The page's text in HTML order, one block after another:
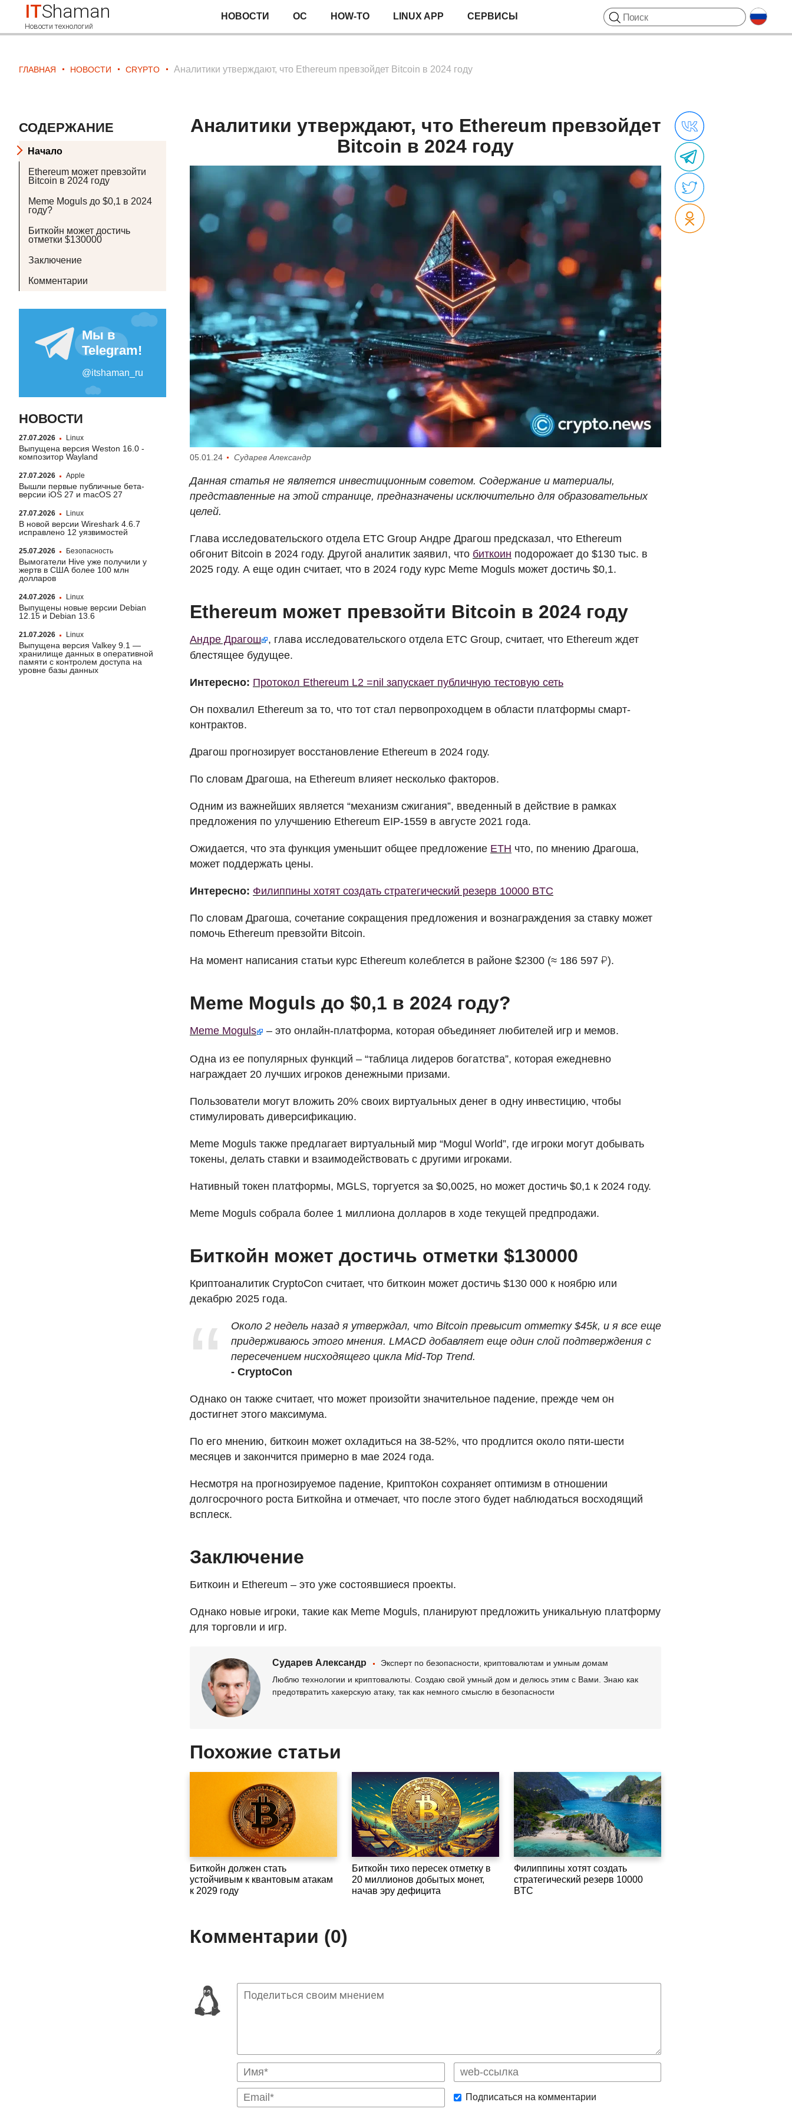
ITShaman
Новости технологий
НОВОСТИ ОС HOW-TO LINUX APP СЕРВИСЫ
ГЛАВНАЯ НОВОСТИ CRYPTO Аналитики утверждают, что Ethereum превзойдет Bitcoin в 2024 году
СОДЕРЖАНИЕ
Начало
Ethereum может превзойти
Bitcoin в 2024 году
Meme Moguls до $0,1 в 2024
году?
Биткойн может достичь
отметки $130000
Заключение
Комментарии
НОВОСТИ
27.07.2026 Linux
Выпущена версия Weston 16.0 -
композитор Wayland
27.07.2026 Apple
Вышли первые публичные бета-
версии iOS 27 и macOS 27
27.07.2026 Linux
В новой версии Wireshark 4.6.7
исправлено 12 уязвимостей
25.07.2026 Безопасность
Вымогатели Hive уже получили у
жертв в США более 100 млн
долларов
24.07.2026 Linux
Выпущены новые версии Debian
12.15 и Debian 13.6
21.07.2026 Linux
Выпущена версия Valkey 9.1 —
хранилище данных в оперативной
памяти с контролем доступа на
уровне базы данных
Аналитики утверждают, что Ethereum превзойдет
Bitcoin в 2024 году
05.01.24 Сударев Александр
Данная статья не является инвестиционным советом. Содержание и материалы,
представленные на этой странице, предназначены исключительно для образовательных
целей.
Глава исследовательского отдела ETC Group Андре Драгош предсказал, что Ethereum
обгонит Bitcoin в 2024 году. Другой аналитик заявил, что биткоин подорожает до $130 тыс. в
2025 году. А еще один считает, что в 2024 году курс Meme Moguls может достичь $0,1.
Ethereum может превзойти Bitcoin в 2024 году
Андре Драгош , глава исследовательского отдела ETC Group, считает, что Ethereum ждет
блестящее будущее.
Интересно: Протокол Ethereum L2 =nil запускает публичную тестовую сеть
Он похвалил Ethereum за то, что тот стал первопроходцем в области платформы смарт-
контрактов.
Драгош прогнозирует восстановление Ethereum в 2024 году.
По словам Драгоша, на Ethereum влияет несколько факторов.
Одним из важнейших является “механизм сжигания”, введенный в действие в рамках
предложения по улучшению Ethereum EIP-1559 в августе 2021 года.
Ожидается, что эта функция уменьшит общее предложение ETH что, по мнению Драгоша,
может поддержать цены.
Интересно: Филиппины хотят создать стратегический резерв 10000 BTC
По словам Драгоша, сочетание сокращения предложения и вознаграждения за ставку может
помочь Ethereum превзойти Bitcoin.
На момент написания статьи курс Ethereum колеблется в районе $2300 (≈ 186 597 ₽).
Meme Moguls до $0,1 в 2024 году?
Meme Moguls – это онлайн-платформа, которая объединяет любителей игр и мемов.
Одна из ее популярных функций – “таблица лидеров богатства”, которая ежедневно
награждает 20 лучших игроков денежными призами.
Пользователи могут вложить 20% своих виртуальных денег в одну инвестицию, чтобы
стимулировать диверсификацию.
Meme Moguls также предлагает виртуальный мир “Mogul World”, где игроки могут добывать
токены, делать ставки и взаимодействовать с другими игроками.
Нативный токен платформы, MGLS, торгуется за $0,0025, но может достичь $0,1 к 2024 году.
Meme Moguls собрала более 1 миллиона долларов в ходе текущей предпродажи.
Биткойн может достичь отметки $130000
Криптоаналитик CryptoCon считает, что биткоин может достичь $130 000 к ноябрю или
декабрю 2025 года.
Около 2 недель назад я утверждал, что Bitcoin превысит отметку $45k, и я все еще
придерживаюсь этого мнения. LMACD добавляет еще один слой подтверждения с
пересечением нисходящего цикла Mid-Top Trend.
- CryptoCon
Однако он также считает, что может произойти значительное падение, прежде чем он
достигнет этого максимума.
По его мнению, биткоин может охладиться на 38-52%, что продлится около пяти-шести
месяцев и закончится примерно в мае 2024 года.
Несмотря на прогнозируемое падение, КриптоКон сохраняет оптимизм в отношении
долгосрочного роста Биткойна и отмечает, что после этого будет наблюдаться восходящий
всплеск.
Заключение
Биткоин и Ethereum – это уже состоявшиеся проекты.
Однако новые игроки, такие как Meme Moguls, планируют предложить уникальную платформу
для торговли и игр.
Сударев Александр
Эксперт по безопасности, криптовалютам и умным домам
Люблю технологии и криптовалюты. Создаю свой умный дом и делюсь этим с Вами. Знаю как
предотвратить хакерскую атаку, так как немного смыслю в безопасности
Похожие статьи
Биткойн должен стать
устойчивым к квантовым атакам
к 2029 году
Биткойн тихо пересек отметку в
20 миллионов добытых монет,
начав эру дефицита
Филиппины хотят создать
стратегический резерв 10000
BTC
Комментарии (0)
Подписаться на комментарии